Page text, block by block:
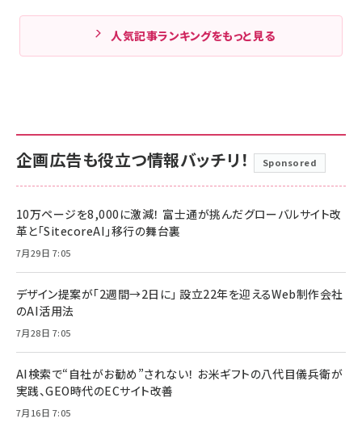
人気記事ランキングをもっと見る
企画広告も役立つ情報バッチリ！ Sponsored
10万ページを8,000に激減！ 富士通が挑んだグローバルサイト改
革と「SitecoreAI」移行の舞台裏
7月29日 7:05
デザイン提案が「2週間→2日に」 設立22年を迎えるWeb制作会社
のAI活用法
7月28日 7:05
AI検索で“自社がお勧め”されない！ お米ギフトの八代目儀兵衛が
実践、GEO時代のECサイト改善
7月16日 7:05